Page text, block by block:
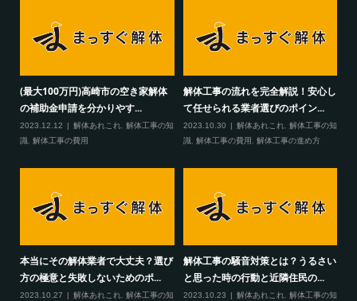
(最大100万円)高崎市の空き家解体
の補助金申請を分かりやす...
2023.12.12 解体あれこれ
解体工事の知
識
解体工事の費用
解体工事の流れを完全解説！安心し
て任せられる業者選びのポイン...
2023.10.30 解体あれこれ
解体工事の知
識
解体工事の費用 解体工事の進め方
本当にその解体業者で大丈夫？選び
方の極意と失敗しないためのポ...
2023.10.27 解体あれこれ, 解体工事の知
解体工事の騒音対策とは？うるさい
と思った時の行動と近隣住民の...
2023.10.23 解体あれこれ, 解体工事の知